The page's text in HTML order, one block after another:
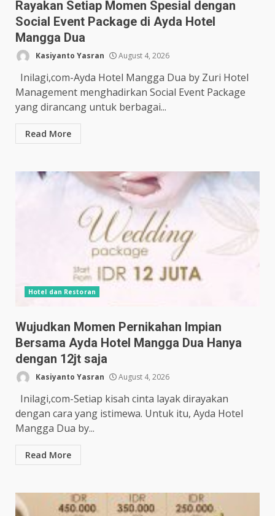
Rayakan Setiap Momen Spesial dengan
Social Event Package di Ayda Hotel
Mangga Dua
Kasiyanto Yasran August 4, 2026
Inilagi,com-Ayda Hotel Mangga Dua by Zuri Hotel
Management menghadirkan Social Event Package
yang dirancang untuk berbagai...
Read More
Hotel dan Restoran
Wujudkan Momen Pernikahan Impian
Bersama Ayda Hotel Mangga Dua Hanya
dengan 12jt saja
Kasiyanto Yasran August 4, 2026
Inilagi,com-Setiap kisah cinta layak dirayakan
dengan cara yang istimewa. Untuk itu, Ayda Hotel
Mangga Dua by...
Read More